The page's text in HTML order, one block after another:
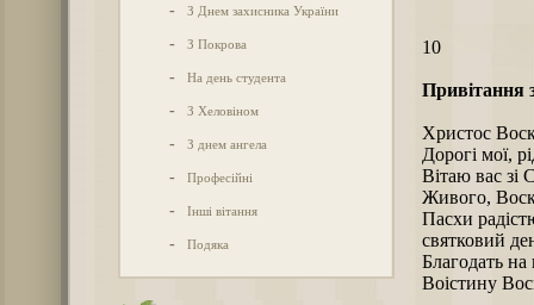
- З Днем захисника України
- З Покрова
- На день студента
- З Хеловіном
- З днем ангела
- Професійні
- Інші вітання
- Подяка
10
Привітання
Христос
Дорогі мої,
Вітаю вас зі
Живого,
Пасхи
святковий
Благодать на
Воістину